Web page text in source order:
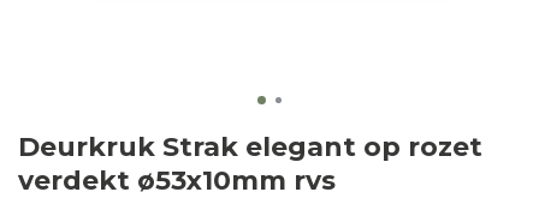
Deurkruk Strak elegant op rozet
verdekt ø53x10mm rvs